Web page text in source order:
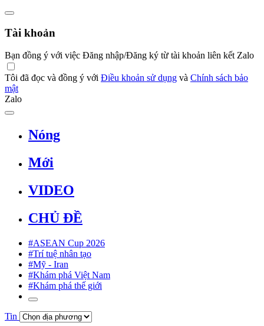
Tài khoản
Bạn đồng ý với việc Đăng nhập/Đăng ký từ tài khoản liên kết Zalo
Tôi đã đọc và đồng ý với Điều khoản sử dụng và Chính sách bảo
mật
Zalo
Nóng
Mới
VIDEO
CHỦ ĐỀ
#ASEAN Cup 2026
#Trí tuệ nhân tạo
#Mỹ - Iran
#Khám phá Việt Nam
#Khám phá thế giới
Tin